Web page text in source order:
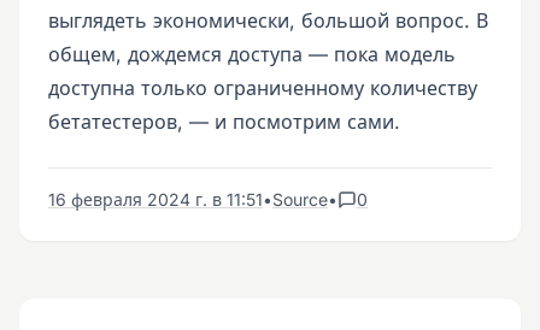
выглядеть экономически, большой вопрос. В
общем, дождемся доступа — пока модель
доступна только ограниченному количеству
бетатестеров, — и посмотрим сами.
16 февраля 2024 г. в 11:51•Source• 0